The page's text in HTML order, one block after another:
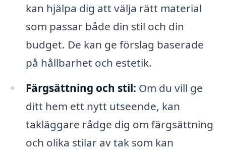
kan hjälpa dig att välja rätt material
som passar både din stil och din
budget. De kan ge förslag baserade
på hållbarhet och estetik.
Färgsättning och stil: Om du vill ge
ditt hem ett nytt utseende, kan
takläggare rådge dig om färgsättning
och olika stilar av tak som kan